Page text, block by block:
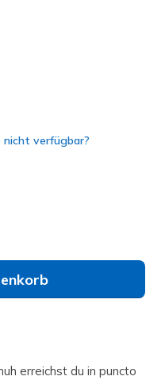
nicht verfügbar?
erreichst du in puncto